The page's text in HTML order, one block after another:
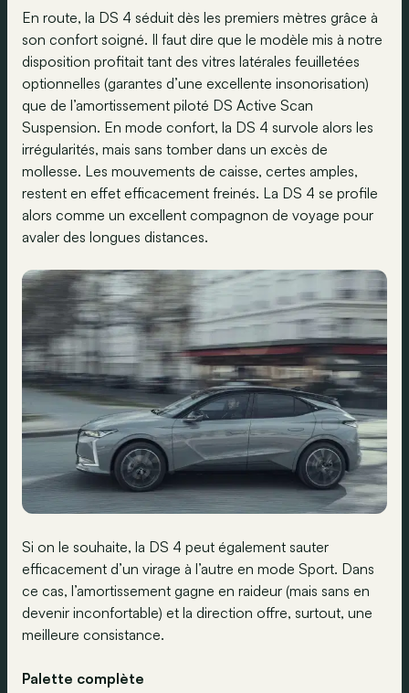
En route, la DS 4 séduit dès les premiers mètres grâce à
son confort soigné. Il faut dire que le modèle mis à notre
disposition profitait tant des vitres latérales feuilletées
optionnelles (garantes d’une excellente insonorisation)
que de l’amortissement piloté DS Active Scan
Suspension. En mode confort, la DS 4 survole alors les
irrégularités, mais sans tomber dans un excès de
mollesse. Les mouvements de caisse, certes amples,
restent en effet efficacement freinés. La DS 4 se profile
alors comme un excellent compagnon de voyage pour
avaler des longues distances.
Si on le souhaite, la DS 4 peut également sauter
efficacement d’un virage à l’autre en mode Sport. Dans
ce cas, l’amortissement gagne en raideur (mais sans en
devenir inconfortable) et la direction offre, surtout, une
meilleure consistance.
Palette complète